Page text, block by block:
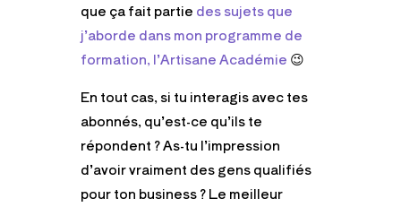
que ça fait partie des sujets que
j’aborde dans mon programme de
formation, l’Artisane Académie 😉
En tout cas, si tu interagis avec tes
abonnés, qu’est-ce qu’ils te
répondent ? As-tu l’impression
d’avoir vraiment des gens qualifiés
pour ton business ? Le meilleur